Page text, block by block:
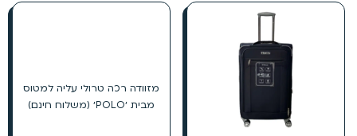
מזוודה רכה טרולי עליה למטוס
מבית ׳POLO׳ (משלוח חינם)